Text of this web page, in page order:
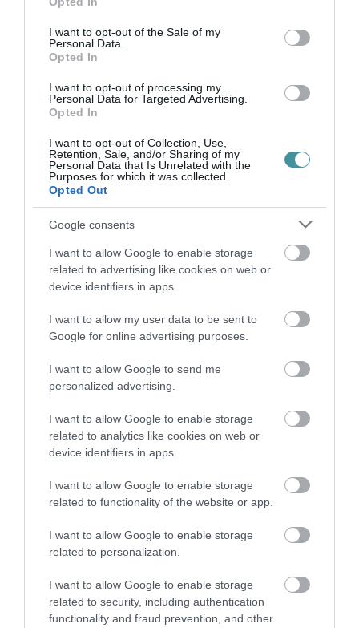
use your data for below specified purposes in below Google
consent section.
I want to opt-out of the Sale of my
Personal Data.
Opted In
I want to opt-out of processing my
Personal Data for Targeted Advertising.
Opted In
I want to opt-out of Collection, Use,
Retention, Sale, and/or Sharing of my
Personal Data that Is Unrelated with the
Purposes for which it was collected.
Opted Out
Google consents
I want to allow Google to enable storage
related to advertising like cookies on web or
device identifiers in apps.
I want to allow my user data to be sent to
Google for online advertising purposes.
I want to allow Google to send me
personalized advertising.
I want to allow Google to enable storage
related to analytics like cookies on web or
device identifiers in apps.
I want to allow Google to enable storage
related to functionality of the website or app.
I want to allow Google to enable storage
related to personalization.
I want to allow Google to enable storage
related to security, including authentication
functionality and fraud prevention, and other
hivatalos formában a tényszerű adatokat,
aztán nyilatkozzon!" - fogalmazott az
Egységben a Városért Egyesület.
Ne maradjon le a legfrissebb hírekről, kövessen
bennünket az EGRI ÜGYEK Google Hírek oldalán!
VISSZA A FŐOLDALRA
Legfrissebb híreink
FELADAT JÖHET AZ ALSÓ ...
Mindenki ügye
BAKA ANDRÁST JELÖLI KÖZTÁRSASÁGI
ELNÖKNEK A TISZA